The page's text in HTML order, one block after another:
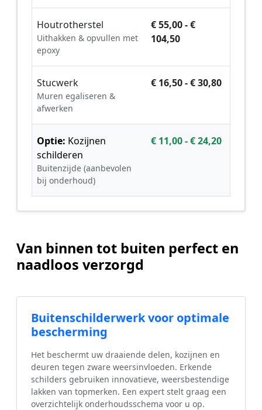
Houtrotherstel
Uithakken & opvullen met
epoxy
€ 55,00 - €
104,50
Stucwerk
Muren egaliseren &
afwerken
€ 16,50 - € 30,80
Optie: Kozijnen
schilderen
Buitenzijde (aanbevolen
bij onderhoud)
€ 11,00 - € 24,20
Van binnen tot buiten perfect en
naadloos verzorgd
Buitenschilderwerk voor optimale
bescherming
Het beschermt uw draaiende delen, kozijnen en
deuren tegen zware weersinvloeden. Erkende
schilders gebruiken innovatieve, weersbestendige
lakken van topmerken. Een expert stelt graag een
overzichtelijk onderhoudsschema voor u op.